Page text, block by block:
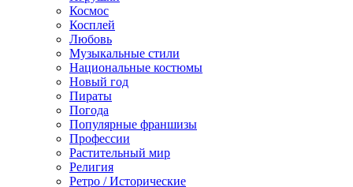
Космос
Косплей
Любовь
Музыкальные стили
Национальные костюмы
Новый год
Пираты
Погода
Популярные франшизы
Профессии
Растительный мир
Религия
Ретро / Исторические